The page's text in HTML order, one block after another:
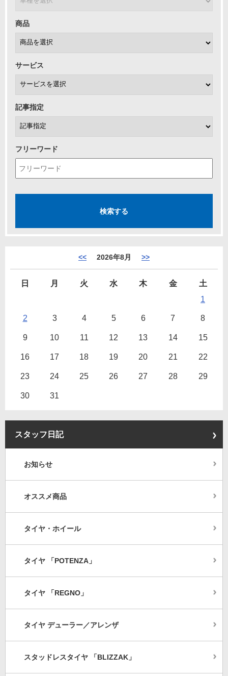
商品
サービス
記事指定
フリーワード
<< 2026年8月 >>
日 月 火 水 木 金
土
1
2 3 4 5 6 7 8
9 10 11 12 13 14 15
16 17 18 19 20 21 22
23 24 25 26 27 28 29
30 31
スタッフ日記
お知らせ
オススメ商品
タイヤ・ホイール
タイヤ 「POTENZA」
タイヤ 「REGNO」
タイヤ デューラー／アレンザ
スタッドレスタイヤ 「BLIZZAK」